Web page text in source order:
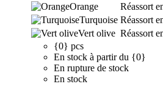
Orange
Réassort
Turquoise Réassort
Vert olive Réassort
{0} pcs
En stock à partir du {0}
En rupture de stock
En stock